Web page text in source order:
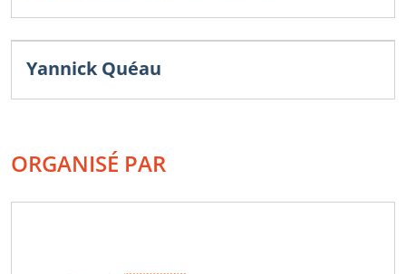
Yannick Quéau
ORGANISÉ PAR